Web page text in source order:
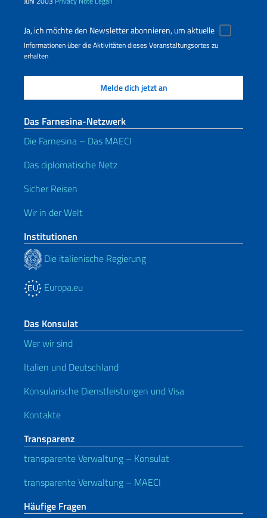
Ja, ich möchte den Newsletter abonnieren, um aktuelle
Informationen über die Aktivitäten dieses Veranstaltungsortes zu
erhalten
Das Farnesina-Netzwerk
Die Farnesina – Das MAECI
Das diplomatische Netz
Sicher Reisen
Wir in der Welt
Institutionen
Die italienische Regierung
Europa.eu
Das Konsulat
Wer wir sind
Italien und Deutschland
Konsularische Dienstleistungen und Visa
Kontakte
Transparenz
transparente Verwaltung – Konsulat
transparente Verwaltung – MAECI
Häufige Fragen